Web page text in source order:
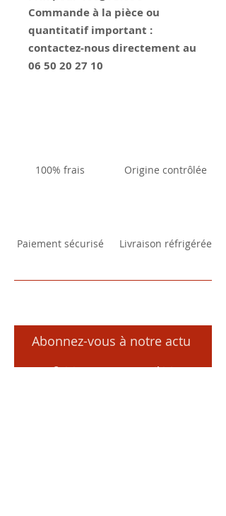
Commande à la pièce ou
quantitatif important :
contactez-nous directement au
06 50 20 27 10
100% frais Origine contrôlée
Paiement sécurisé Livraison réfrigérée
Abonnez-vous à notre actu